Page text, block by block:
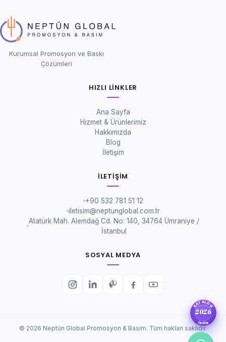
Kurumsal Promosyon ve Baskı
Çözümleri
HIZLI LINKLER
Ana Sayfa
Hizmet & Ürünlerimiz
Hakkımızda
Blog
İletişim
İLETIŞIM
+90 532 781 51 12
iletisim@neptunglobal.com.tr
Atatürk Mah. Alemdağ Cd. No: 140, 34764 Ümraniye /
İstanbul
SOSYAL MEDYA
© 2026 Neptün Global Promosyon & Basım. Tüm hakları saklıdır.
KATALOG
İNDİR
2026